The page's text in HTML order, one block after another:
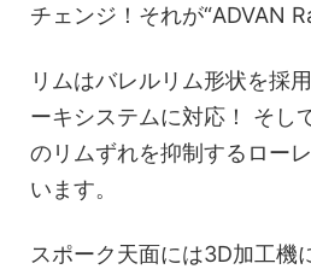
チェンジ！それが“ADVAN
リムはバレルリム形状を採
ーキシステムに対応！ そし
のリムずれを抑制するロー
います。
スポーク天面には3D加工機